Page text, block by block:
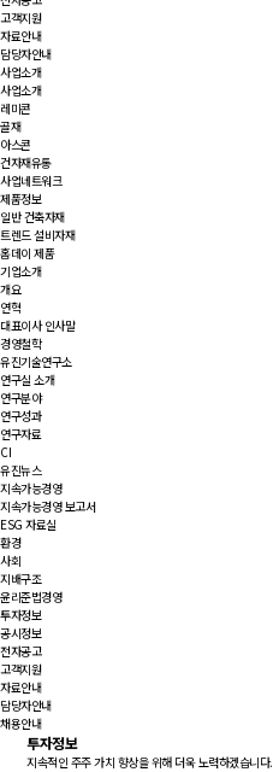
고객지원
자료안내
담당자안내
사업소개
사업소개
레미콘
골재
아스콘
건자재유통
사업네트워크
제품정보
일반 건축자재
트렌드 설비자재
홈데이 제품
기업소개
개요
연혁
대표이사 인사말
경영철학
유진기술연구소
연구실 소개
연구분야
연구성과
연구자료
CI
유진뉴스
지속가능경영
지속가능경영 보고서
ESG 자료실
환경
사회
지배구조
윤리준법경영
투자정보
공시정보
전자공고
고객지원
자료안내
담당자안내
채용안내
투자정보
지속적인 주주 가치 향상을 위해 더욱 노력하겠습니다.